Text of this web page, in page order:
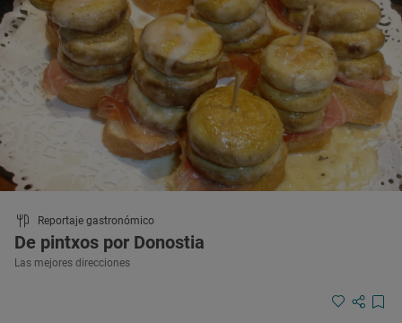
Reportaje gastronómico
De pintxos por Donostia
Las mejores direcciones